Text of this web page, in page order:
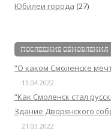
Юбилеи города (27)
ПОСЛЕДНИЕ ОБНОВЛЕНИЯ
“О каком Смоленске
13.04.2022
“Как Смоленск стал
Здание Дворянского
21.03.2022